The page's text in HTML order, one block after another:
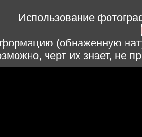
Использование
(обнаженную
черт их знает, не